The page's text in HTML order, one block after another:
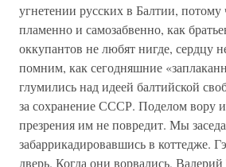
угнетении русских в Балтии,
пламенно и самозабвенно, как
оккупантов не любят нигде,
помним, как сегодняшние
глумились над идеей балтийской
за сохранение СССР. Поделом вору
презрения им не повредит. Мы
забаррикадировавшись в коттедже.
дверь. Когда они ворвались, Валерий